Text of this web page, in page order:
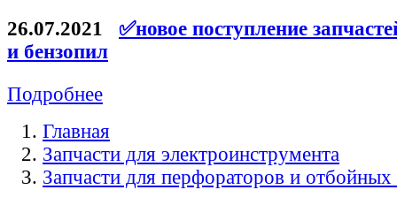
26.07.2021
✅новое поступление
и бензопил
Подробнее
Главная
Запчасти для электроинструмента
Запчасти для перфораторов и